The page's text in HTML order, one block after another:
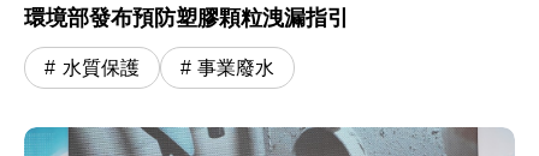
環境部發布預防塑膠顆粒洩漏指引
水質保護 事業廢水